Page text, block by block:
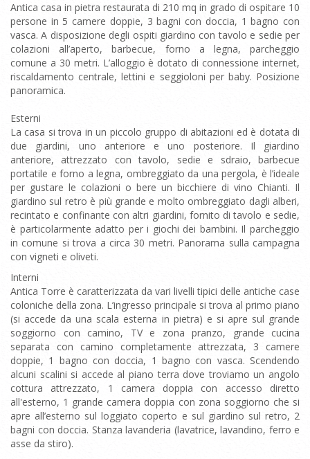
Antica casa in pietra restaurata di 210 mq in grado di ospitare 10
persone in 5 camere doppie, 3 bagni con doccia, 1 bagno con
vasca. A disposizione degli ospiti giardino con tavolo e sedie per
colazioni all’aperto, barbecue, forno a legna, parcheggio
comune a 30 metri. L’alloggio è dotato di connessione internet,
riscaldamento centrale, lettini e seggioloni per baby. Posizione
panoramica.
Esterni
La casa si trova in un piccolo gruppo di abitazioni ed è dotata di
due giardini, uno anteriore e uno posteriore. Il giardino
anteriore, attrezzato con tavolo, sedie e sdraio, barbecue
portatile e forno a legna, ombreggiato da una pergola, è l’ideale
per gustare le colazioni o bere un bicchiere di vino Chianti. Il
giardino sul retro è più grande e molto ombreggiato dagli alberi,
recintato e confinante con altri giardini, fornito di tavolo e sedie,
è particolarmente adatto per i giochi dei bambini. Il parcheggio
in comune si trova a circa 30 metri. Panorama sulla campagna
con vigneti e oliveti.
Interni
Antica Torre è caratterizzata da vari livelli tipici delle antiche case
coloniche della zona. L’ingresso principale si trova al primo piano
(si accede da una scala esterna in pietra) e si apre sul grande
soggiorno con camino, TV e zona pranzo, grande cucina
separata con camino completamente attrezzata, 3 camere
doppie, 1 bagno con doccia, 1 bagno con vasca. Scendendo
alcuni scalini si accede al piano terra dove troviamo un angolo
cottura attrezzato, 1 camera doppia con accesso diretto
all'esterno, 1 grande camera doppia con zona soggiorno che si
apre all’esterno sul loggiato coperto e sul giardino sul retro, 2
bagni con doccia. Stanza lavanderia (lavatrice, lavandino, ferro e
asse da stiro).